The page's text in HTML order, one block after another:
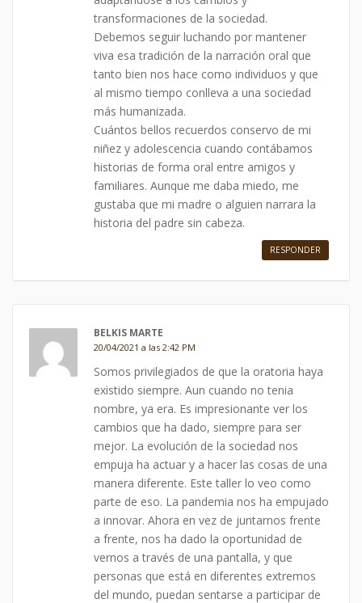
transformaciones de la sociedad.
Debemos seguir luchando por mantener
viva esa tradición de la narración oral que
tanto bien nos hace como individuos y que
al mismo tiempo conlleva a una sociedad
más humanizada.
Cuántos bellos recuerdos conservo de mi
niñez y adolescencia cuando contábamos
historias de forma oral entre amigos y
familiares. Aunque me daba miedo, me
gustaba que mi madre o alguien narrara la
historia del padre sin cabeza.
RESPONDER
BELKIS MARTE
20/04/2021 a las 2:42 PM
Somos privilegiados de que la oratoria haya
existido siempre. Aun cuando no tenia
nombre, ya era. Es impresionante ver los
cambios que ha dado, siempre para ser
mejor. La evolución de la sociedad nos
empuja ha actuar y a hacer las cosas de una
manera diferente. Este taller lo veo como
parte de eso. La pandemia nos ha empujado
a innovar. Ahora en vez de juntarnos frente
a frente, nos ha dado la oportunidad de
vernos a través de una pantalla, y que
personas que está en diferentes extremos
del mundo, puedan sentarse a participar de